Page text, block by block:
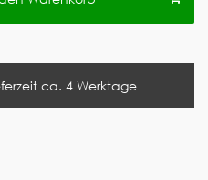
ca. 4 Werktage